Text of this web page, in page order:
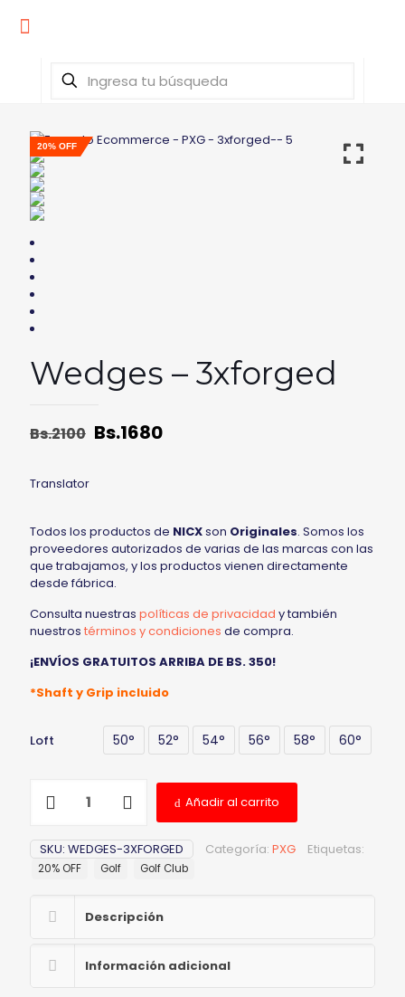
20% OFF
Wedges – 3xforged
Bs.2100 Bs.1680
Translator
Todos los productos de NICXson Originales. Somos los
proveedores autorizados de varias de las marcas con las
que trabajamos, y los productos vienen directamente
desde fábrica.
Consulta nuestras políticas de privacidad y también
nuestros términos y condiciones de compra.
¡ENVÍOS GRATUITOS ARRIBA DE BS. 350!
*Shaft y Grip incluido
Loft 50° 52° 54° 56° 58° 60°
Añadir al carrito
SKU: WEDGES-3XFORGED Categoría: PXG Etiquetas:
20% OFF Golf Golf Club
Descripción
Información adicional